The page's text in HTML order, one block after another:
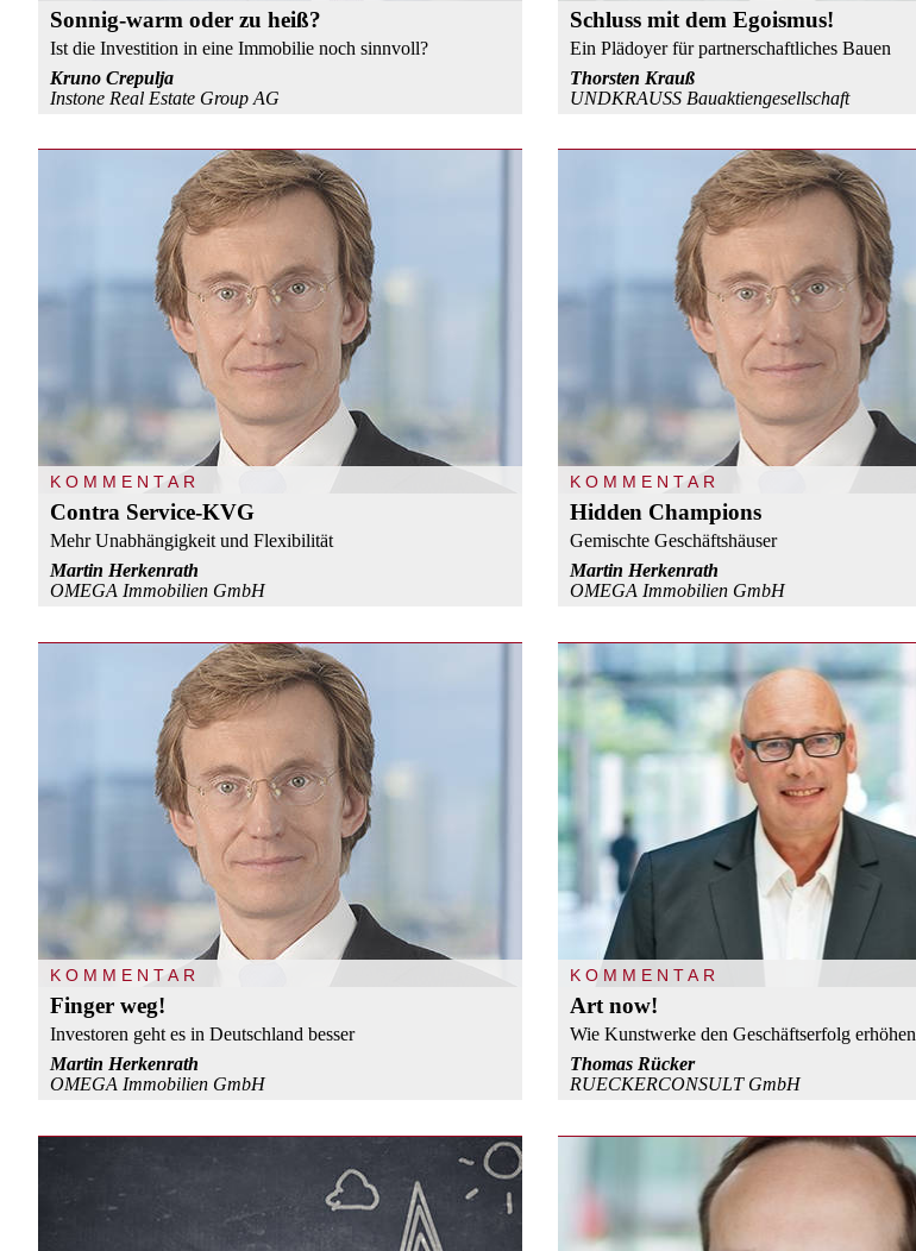
Sonnig-warm oder zu heiß?
Ist die Investition in eine Immobilie noch sinnvoll?
Kruno Crepulja
Instone Real Estate Group AG
Schluss mit dem Egoismus!
Ein Plädoyer für partnerschaftliches Bauen
Thorsten Krauß
UNDKRAUSS Bauaktiengesellschaft
KOMMENTAR
Contra Service-KVG
Mehr Unabhängigkeit und Flexibilität
Martin Herkenrath
OMEGA Immobilien GmbH
KOMMENTAR
Hidden Champions
Gemischte Geschäftshäuser
Martin Herkenrath
OMEGA Immobilien GmbH
KOMMENTAR
Finger weg!
Investoren geht es in Deutschland besser
Martin Herkenrath
OMEGA Immobilien GmbH
KOMMENTAR
Art now!
Wie Kunstwerke den Geschäftserfolg erhöhen
Thomas Rücker
RUECKERCONSULT GmbH